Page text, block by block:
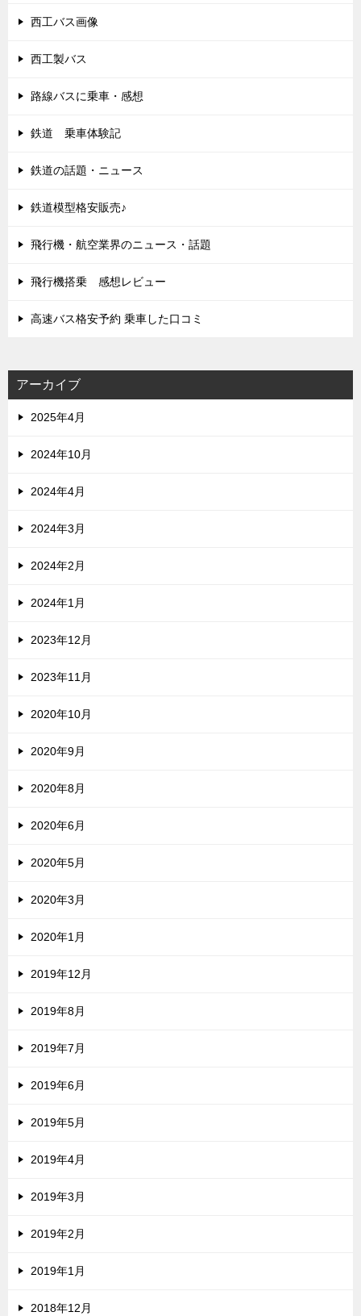
西工バス画像
西工製バス
路線バスに乗車・感想
鉄道 乗車体験記
鉄道の話題・ニュース
鉄道模型格安販売♪
飛行機・航空業界のニュース・話題
飛行機搭乗 感想レビュー
高速バス格安予約 乗車した口コミ
アーカイブ
2025年4月
2024年10月
2024年4月
2024年3月
2024年2月
2024年1月
2023年12月
2023年11月
2020年10月
2020年9月
2020年8月
2020年6月
2020年5月
2020年3月
2020年1月
2019年12月
2019年8月
2019年7月
2019年6月
2019年5月
2019年4月
2019年3月
2019年2月
2019年1月
2018年12月